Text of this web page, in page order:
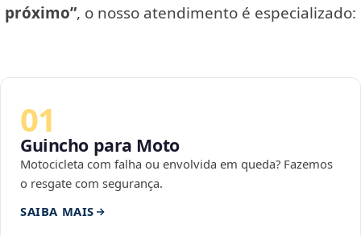
próximo”, o nosso atendimento é especializado:
01
Guincho para Moto
Motocicleta com falha ou envolvida em queda? Fazemos
o resgate com segurança.
SAIBA MAIS